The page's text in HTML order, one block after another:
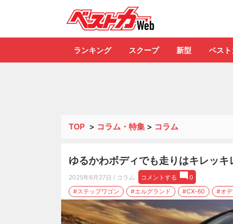
ランキング スクープ 新型 ベス
TOP > コラム・特集 > コラム
ゆるかわボディでも走りはキレッ
2025年6月27日 / コラム コメントする
0
#ステップワゴン
#エルグランド #CX-60 #オ